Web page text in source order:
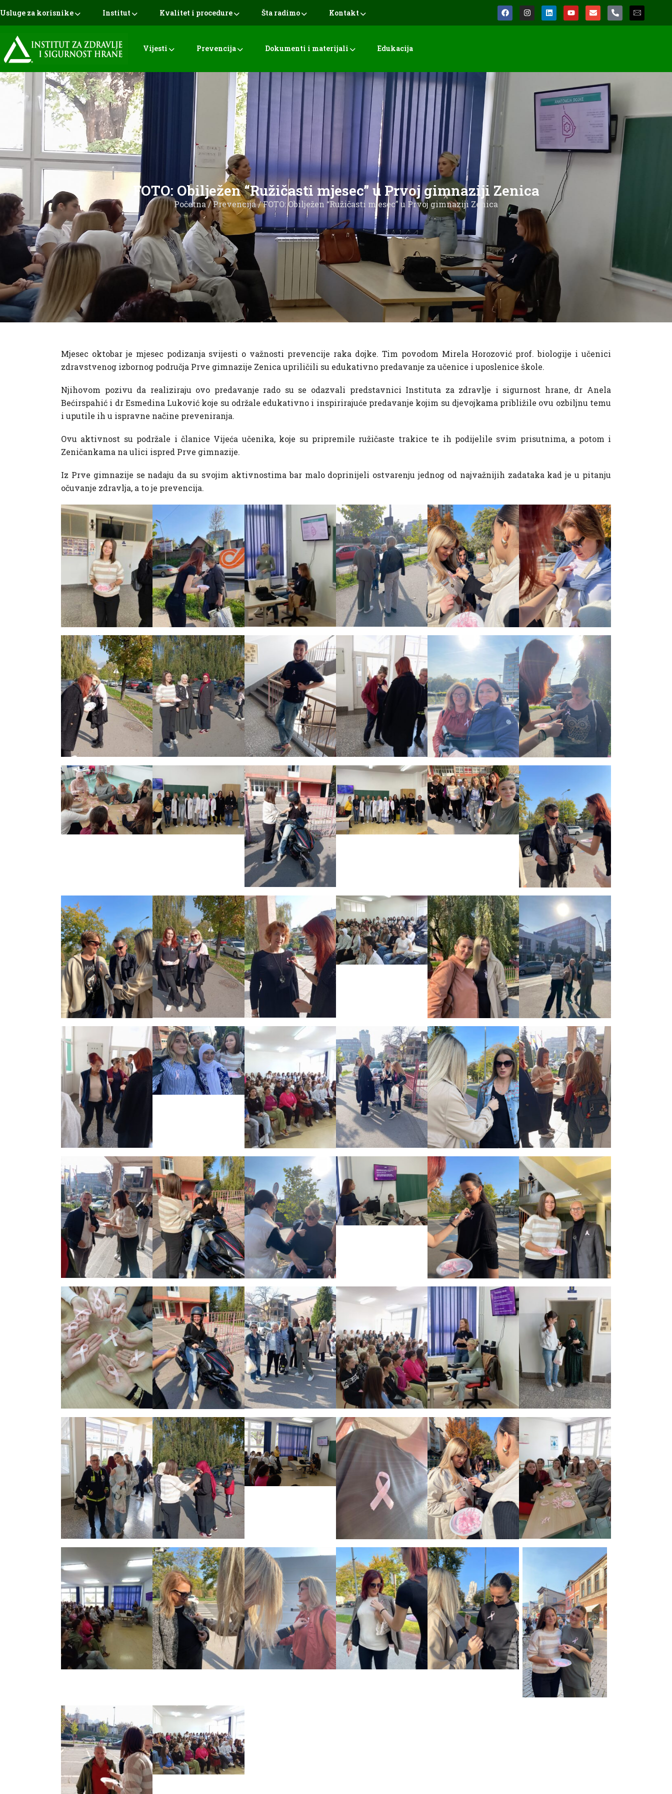
Usluge za korisnike Institut Kvalitet i procedure Šta radimo Kontakt
Vijesti Prevencija Dokumenti i materijali Edukacija
FOTO: Obilježen “Ružičasti mjesec” u Prvoj gimnaziji Zenica
Početna/Prevencija/ FOTO: Obilježen “Ružičasti mjesec” u Prvoj gimnaziji Zenica
Mjesec oktobar je mjesec podizanja svijesti o važnosti prevencije raka dojke. Tim povodom Mirela Horozović prof. biologije i učenici
zdravstvenog izbornog područja Prve gimnazije Zenica upriličili su edukativno predavanje za učenice i uposlenice škole.
Njihovom pozivu da realiziraju ovo predavanje rado su se odazvali predstavnici Instituta za zdravlje i sigurnost hrane, dr Anela
Bećirspahić i dr Esmedina Luković koje su održale edukativno i inspirirajuće predavanje kojim su djevojkama približile ovu ozbiljnu temu
i uputile ih u ispravne načine preveniranja.
Ovu aktivnost su podržale i članice Vijeća učenika, koje su pripremile ružičaste trakice te ih podijelile svim prisutnima, a potom i
Zeničankama na ulici ispred Prve gimnazije.
Iz Prve gimnazije se nadaju da su svojim aktivnostima bar malo doprinijeli ostvarenju jednog od najvažnijih zadataka kad je u pitanju
očuvanje zdravlja, a to je prevencija.